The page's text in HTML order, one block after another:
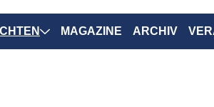
MAGAZINE ARCHIV